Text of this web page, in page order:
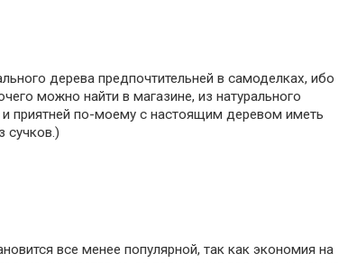
дерева предпочтительней в самоделках, ибо
можно найти в магазине, из натурального
приятней по-моему с настоящим деревом иметь
сучков.)
все менее популярной, так как экономия на